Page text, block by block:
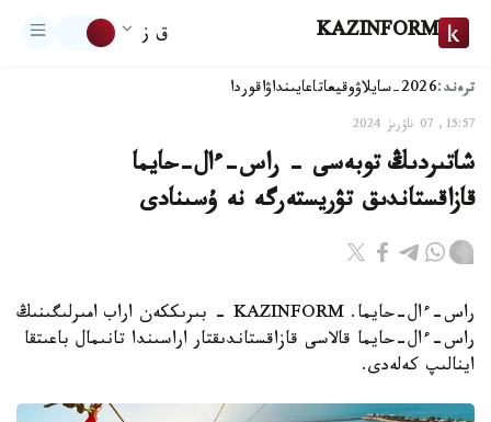
KAZINFORM ق ز
ترەند:2026-سايلاۋ وقيعاتاعايىنداۋاقوردا
15:57, 07 ناۋرىز 2024
شاتىردىڭ توبەسى - راس-ءال-حايما
قازاقستاندىق تۋريستەرگە نە ۇسىنادى
راس-ءال-حايما. KAZINFORM - بىرىككەن اراب امىرلىگىنىڭ
راس-ءال-حايما قالاسى قازاقستاندىقتار اراسىندا تانىمال باعىتقا
اينالىپ كەلەدى.